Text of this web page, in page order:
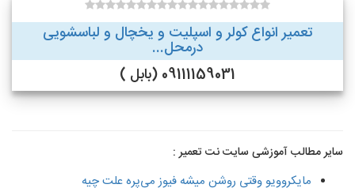
تعمیر انواع کولر و اسپلیت و یخچال و لباسشویی
درمحل...
09111159031 (بابل )
سایر مطالب آموزشی سایت نت تعمیر :
مایکروویو وقتی روشن میشه فیوز می‌پره علت چیه